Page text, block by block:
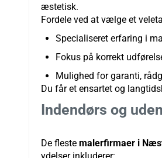
æstetisk.
Fordele ved at vælge et
Specialiseret erfaring i
Fokus på korrekt
Mulighed for garanti,
Du får et ensartet og
Indendørs og
De fleste malerfirmaer i